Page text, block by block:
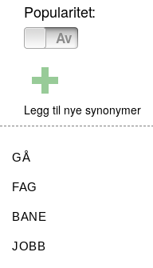
Popularitet:
Av
Legg til nye synonymer
GÅ
FAG
BANE
JOBB